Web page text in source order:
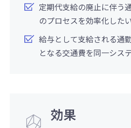
定期代支給の廃止に伴う
のプロセスを効率化した
給与として支給される通
となる交通費を同一シス
効果